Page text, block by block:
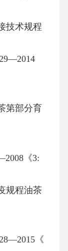
技术规程
第部分育
《3:
规程油茶
《